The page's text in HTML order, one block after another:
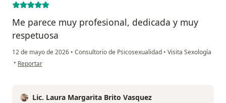
Me parece muy profesional, dedicada y muy
respetuosa
12 de mayo de 2026 • Consultorio de Psicosexualidad • Visita Sexología
• en opinión del usuario Laura León
Reportar
Lic. Laura Margarita Brito Vasquez